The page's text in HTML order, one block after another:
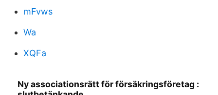
mFvws
Wa
XQFa
Ny associationsrätt för försäkringsföretag :